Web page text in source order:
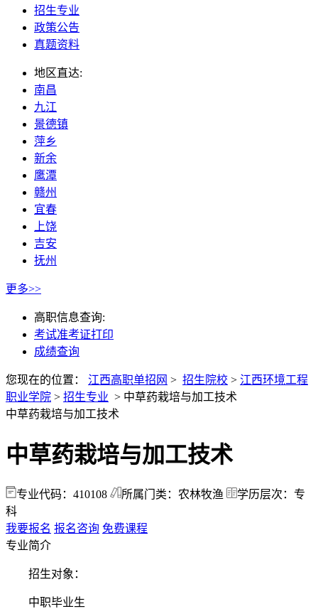
招生专业
政策公告
真题资料
地区直达:
南昌
九江
景德镇
萍乡
新余
鹰潭
赣州
宜春
上饶
吉安
抚州
更多>>
高职信息查询:
考试准考证打印
成绩查询
您现在的位置： 江西高职单招网 > 招生院校 > 江西环境工程
职业学院 > 招生专业 > 中草药栽培与加工技术
中草药栽培与加工技术
中草药栽培与加工技术
专业代码：410108 所属门类：农林牧渔
学历层次：专
科
我要报名 报名咨询 免费课程
专业简介
招生对象：
中职毕业生